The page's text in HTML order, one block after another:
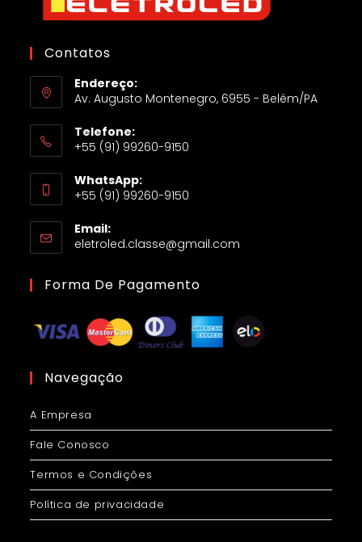
Contatos
Endereço:
Av. Augusto Montenegro, 6955 - Belém/PA
Telefone:
+55 (91) 99260-9150
WhatsApp:
+55 (91) 99260-9150
Email:
eletroled.classe@gmail.com
Forma De Pagamento
Navegação
A Empresa
Fale Conosco
Termos e Condições
Política de privacidade